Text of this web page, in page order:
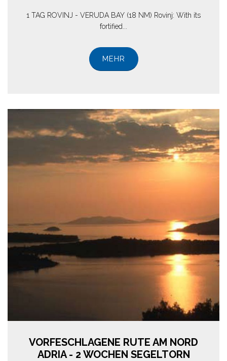
1 TAG ROVINJ - VERUDA BAY (18 NM) Rovinj: With its
fortified...
MEHR
VORFESCHLAGENE RUTE AM NORD
ADRIA - 2 WOCHEN SEGELTORN